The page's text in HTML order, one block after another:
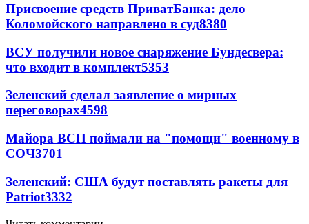
Присвоение средств ПриватБанка: дело
Коломойского направлено в суд8380
ВСУ получили новое снаряжение Бундесвера:
что входит в комплект5353
Зеленский сделал заявление о мирных
переговорах4598
Майора ВСП поймали на "помощи" военному в
СОЧ3701
Зеленский: США будут поставлять ракеты для
Patriot3332